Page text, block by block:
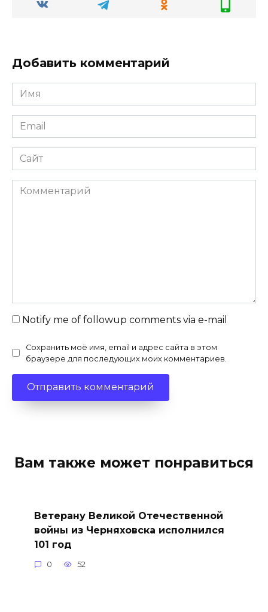
Добавить комментарий
Имя
Email
Сайт
Комментарий
Notify me of followup comments via e-mail
Сохранить моё имя, email и адрес сайта в этом
браузере для последующих моих комментариев.
Вам также может понравиться
Ветерану Великой Отечественной
войны из Черняховска исполнился
101 год
0 52